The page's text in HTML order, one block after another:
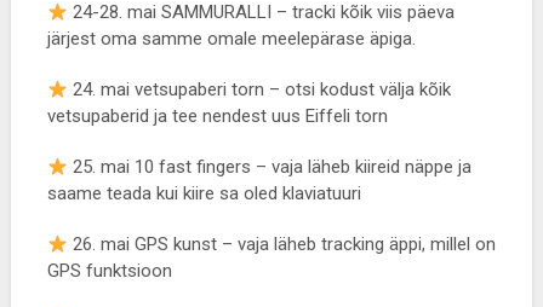
24-28. mai SAMMURALLI – tracki kõik viis päeva
järjest oma samme omale meelepärase äpiga.
24. mai vetsupaberi torn – otsi kodust välja kõik
vetsupaberid ja tee nendest uus Eiffeli torn
25. mai 10 fast fingers – vaja läheb kiireid näppe ja
saame teada kui kiire sa oled klaviatuuri
26. mai GPS kunst – vaja läheb tracking äppi, millel on
GPS funktsioon